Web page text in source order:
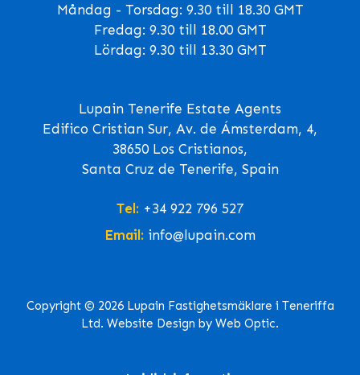
Måndag - Torsdag: 9.30 till 18.30 GMT
Fredag: 9.30 till 18.00 GMT
Lördag: 9.30 till 13.30 GMT
Lupain Tenerife Estate Agents
Edifico Cristian Sur, Av. de Ámsterdam, 4,
38650 Los Cristianos,
Santa Cruz de Tenerife, Spain
Tel: +34 922 796 527
Email: info@lupain.com
Copyright © 2026 Lupain Fastighetsmäklare i Teneriffa
Ltd. Website Design by Web Optic.